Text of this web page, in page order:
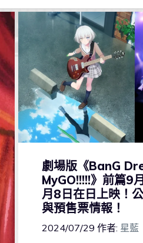
劇場版《BanG
MyGO!!!!!》前篇9
月8日在日上映！
與預售票情報！
2024/07/29 作者: 星藍